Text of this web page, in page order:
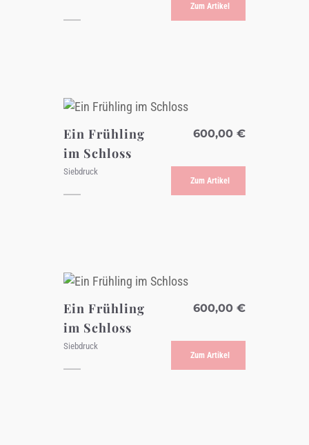
Zum Artikel
Ein Frühling
im Schloss
600,00 €
Siebdruck
Zum Artikel
Ein Frühling
im Schloss
600,00 €
Siebdruck
Zum Artikel